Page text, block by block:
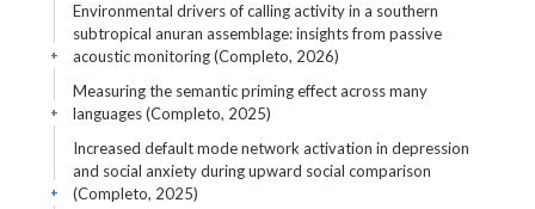
Environmental drivers of calling activity in a southern
subtropical anuran assemblage: insights from passive
acoustic monitoring (Completo, 2026)
+
Measuring the semantic priming effect across many
languages (Completo, 2025)
+
Increased default mode network activation in depression
and social anxiety during upward social comparison
(Completo, 2025)
+